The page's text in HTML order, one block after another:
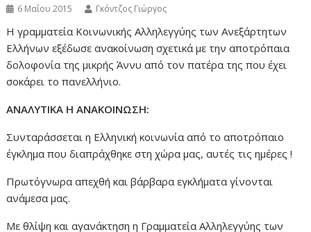
6 Μαΐου 2015 Γκόντζος Γιώργος
Η γραμματεία Κοινωνικής Αλληλεγγύης των Ανεξάρτητων
Ελλήνων εξέδωσε ανακοίνωση σχετικά με την αποτρόπαια
δολοφονία της μικρής Άννυ από τον πατέρα της που έχει
σοκάρει το πανελλήνιο.
ΑΝΑΛΥΤΙΚΑ Η ΑΝΑΚΟΙΝΩΣΗ:
Συνταράσσεται η Ελληνική κοινωνία από το αποτρόπαιο
έγκλημα που διαπράχθηκε στη χώρα μας, αυτές τις ημέρες !
Πρωτόγνωρα απεχθή και βάρβαρα εγκλήματα γίνονται
ανάμεσα μας.
Με θλίψη και αγανάκτηση η Γραμματεία Αλληλεγγύης των